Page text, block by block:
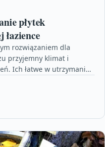
płytek
łazience
rozwiązaniem dla
przyjemny klimat i
Ich łatwe w utrzymaniu